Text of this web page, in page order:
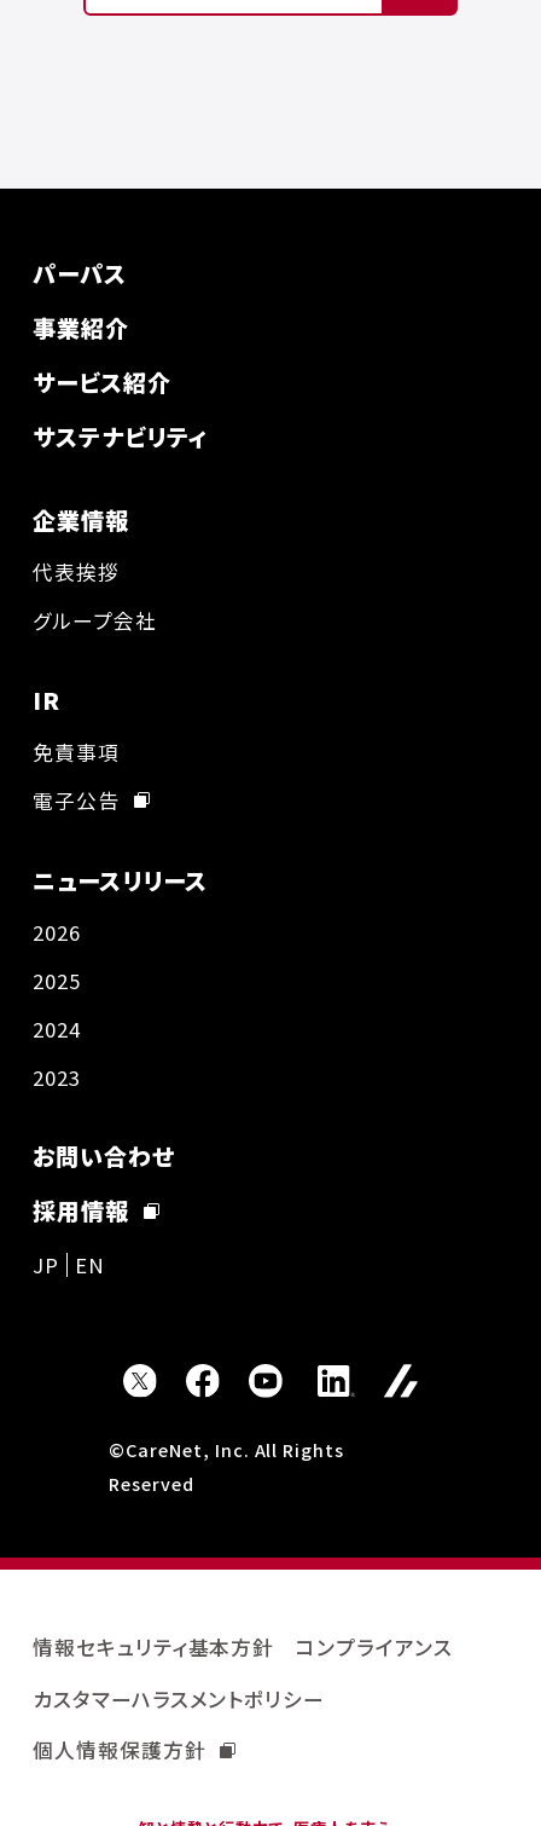
パーパス
事業紹介
サービス紹介
サステナビリティ
企業情報
代表挨拶
グループ会社
IR
免責事項
電子公告
ニュースリリース
2026
2025
2024
2023
お問い合わせ
採用情報
JP EN
©CareNet, Inc. All Rights
Reserved
情報セキュリティ基本方針
コンプライアンス
カスタマーハラスメントポリシー
個人情報保護方針